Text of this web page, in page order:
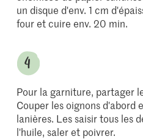
un disque d'env. 1 cm
four et cuire env. 20 min.
Pour la garniture, partager
Couper les oignons d'abord
lanières. Les saisir tous les
l'huile, saler et poivrer.